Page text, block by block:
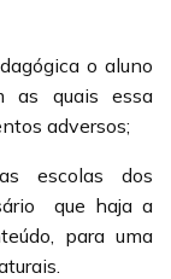
o aluno
as quais essa
adversos;
escolas dos
que haja a
para uma